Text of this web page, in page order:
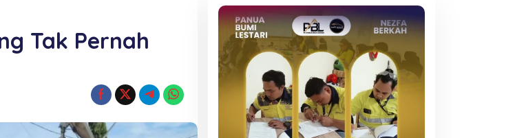
Tak Pernah